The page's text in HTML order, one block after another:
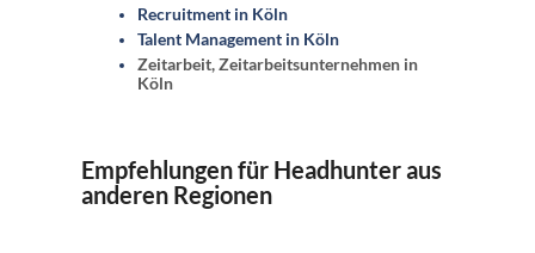
Recruitment in Köln
Talent Management in Köln
Zeitarbeit, Zeitarbeitsunternehmen in
Köln
Empfehlungen für Headhunter aus
anderen Regionen